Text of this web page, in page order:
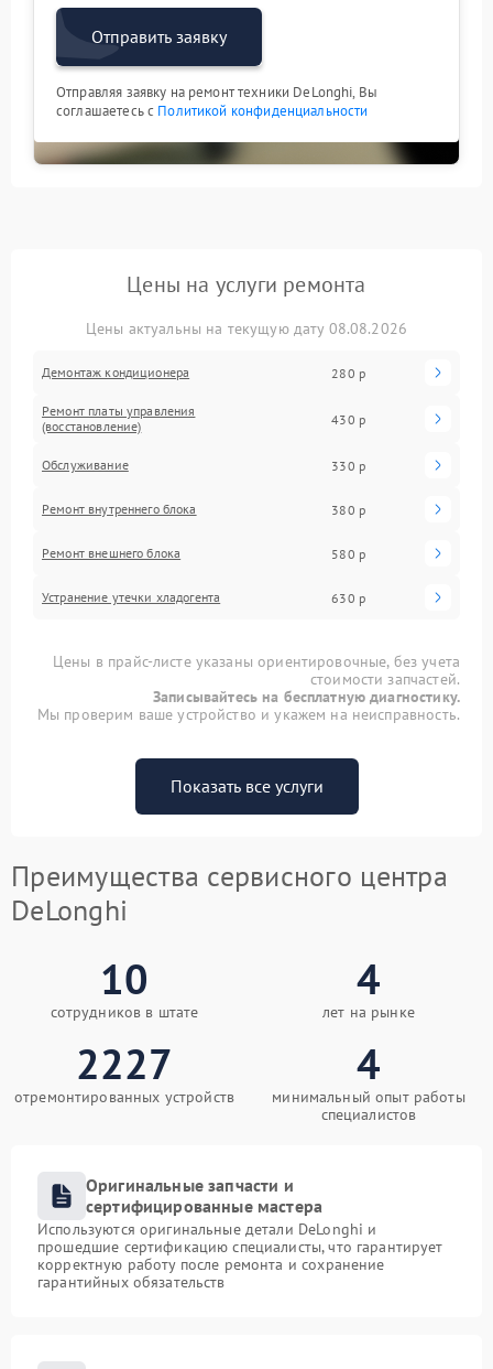
Отправить заявку
Отправляя заявку на ремонт техники DeLonghi, Вы
соглашаетесь с Политикой конфиденциальности
Цены на услуги ремонта
Цены актуальны на текущую дату 08.08.2026
Демонтаж кондиционера 280 р
Ремонт платы управления
(восстановление)
430 р
Обслуживание 330 р
Ремонт внутреннего блока 380 р
Ремонт внешнего блока 580 р
Устранение утечки хладогента 630 р
Цены в прайс-листе указаны ориентировочные, без учета
стоимости запчастей.
Записывайтесь на бесплатную диагностику.
Мы проверим ваше устройство и укажем на неисправность.
Показать все услуги
Преимущества сервисного центра
DeLonghi
10
сотрудников в штате
4
лет на рынке
2227
отремонтированных устройств
4
минимальный опыт работы
специалистов
Оригинальные запчасти и
сертифицированные мастера
Используются оригинальные детали DeLonghi и
прошедшие сертификацию специалисты, что гарантирует
корректную работу после ремонта и сохранение
гарантийных обязательств